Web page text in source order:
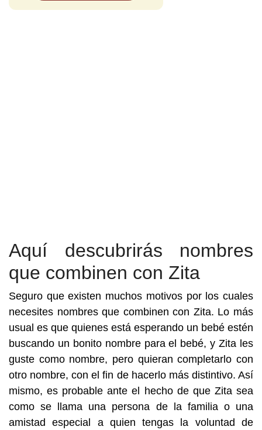
Aquí descubrirás nombres
que combinen con Zita
Seguro que existen muchos motivos por los cuales
necesites nombres que combinen con Zita. Lo más
usual es que quienes está esperando un bebé estén
buscando un bonito nombre para el bebé, y Zita les
guste como nombre, pero quieran completarlo con
otro nombre, con el fin de hacerlo más distintivo. Así
mismo, es probable ante el hecho de que Zita sea
como se llama una persona de la familia o una
amistad especial a quien tengas la voluntad de